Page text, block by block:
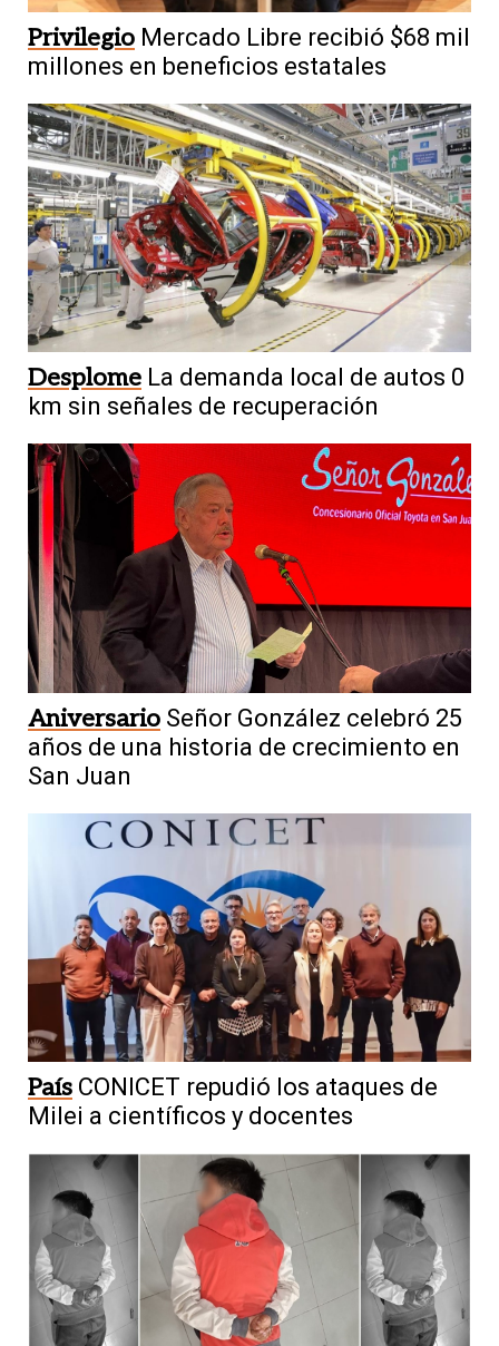
Privilegio Mercado Libre recibió $68 mil
millones en beneficios estatales
Desplome La demanda local de autos 0
km sin señales de recuperación
Aniversario Señor González celebró 25
años de una historia de crecimiento en
San Juan
País CONICET repudió los ataques de
Milei a científicos y docentes